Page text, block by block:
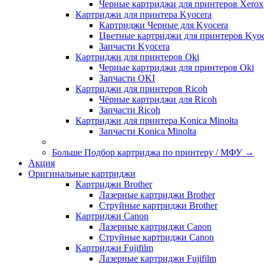
Черные картриджи для принтеров Xerox
Картриджи для принтера Kyocera
Картриджи Черные для Kyocera
Цветные картриджи для принтеров
Запчасти Kyocera
Картриджи для принтеров Oki
Черные картриджи для принтеров Oki
Запчасти OKI
Картриджи для принтеров Ricoh
Чёрные картриджи для Ricoh
Запчасти Ricoh
Картриджи для принтера Konica Minolta
Запчасти Koniсa Minolta
Больше Подбор картриджа по принтеру / МФУ →
Акция
Оригинальные картриджи
Картриджи Brother
Лазерные картриджи Brother
Струйные картриджи Brother
Картриджи Canon
Лазерные картриджи Canon
Струйные картриджи Canon
Картриджи Fujifilm
Лазерные картриджи Fujifilm